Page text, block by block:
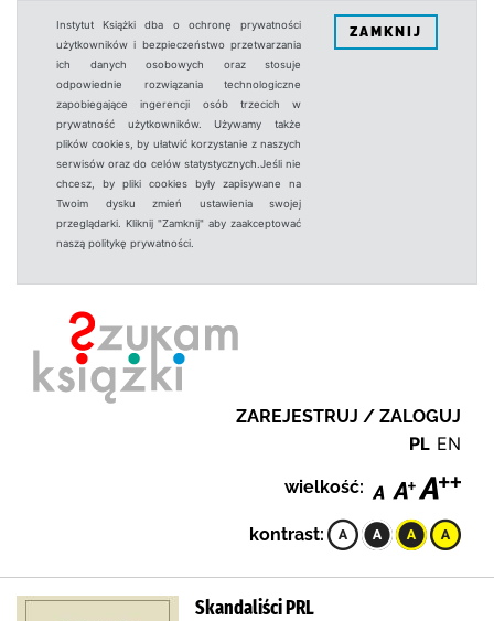
Instytut Książki dba o ochronę prywatności
użytkowników i bezpieczeństwo przetwarzania
ich danych osobowych oraz stosuje
odpowiednie rozwiązania technologiczne
zapobiegające ingerencji osób trzecich w
prywatność użytkowników. Używamy także
plików cookies, by ułatwić korzystanie z naszych
serwisów oraz do celów statystycznych.Jeśli nie
chcesz, by pliki cookies były zapisywane na
Twoim dysku zmień ustawienia swojej
przeglądarki. Kliknij "Zamknij" aby zaakceptować
naszą politykę prywatności.
ZAMKNIJ
ZAREJESTRUJ / ZALOGUJ
PL EN
wielkość:
kontrast:
Skandaliści PRL